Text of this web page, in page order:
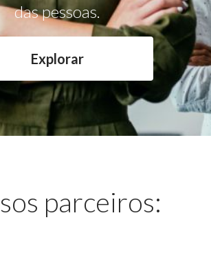
das pessoas.
Explorar
parceiros: